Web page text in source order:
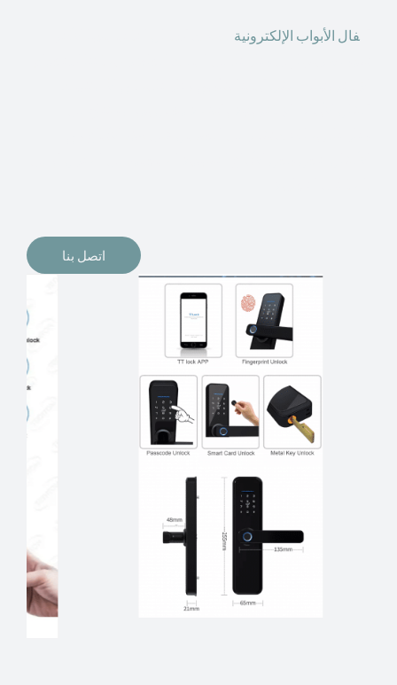
فال الأبواب الإلكترونية
اتصل بنا